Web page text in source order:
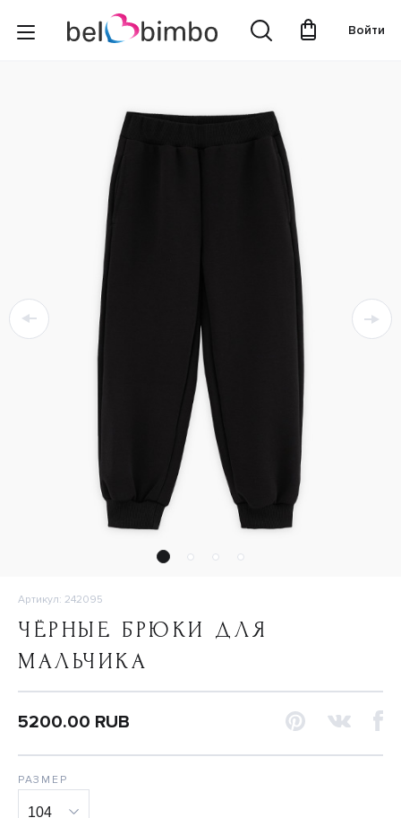
Войти
Артикул: 242095
ЧЁРНЫЕ БРЮКИ ДЛЯ
МАЛЬЧИКА
5200.00 RUB
РАЗМЕР